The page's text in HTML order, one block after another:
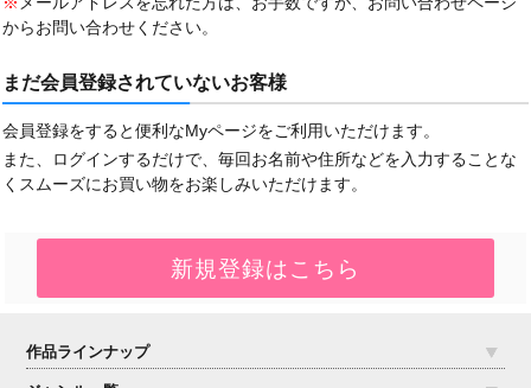
からお問い合わせください。
まだ会員登録されていないお客様
会員登録をすると便利なMyページをご利用いただけます。
また、ログインするだけで、毎回お名前や住所などを入力することな
くスムーズにお買い物をお楽しみいただけます。
作品ラインナップ